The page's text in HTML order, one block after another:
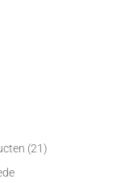
(21)